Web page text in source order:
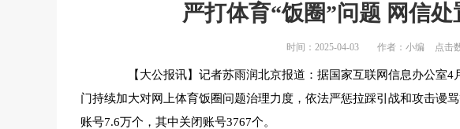
严打体育“饭圈”问题 网信处
时间：2025-04-03 作者：小编 点击
【大公报讯】记者苏雨润北京报道：据国家互联网信息办公室4
门持续加大对网上体育饭圈问题治理力度，依法严惩拉踩引战和攻击谩
账号7.6万个，其中关闭账号3767个。